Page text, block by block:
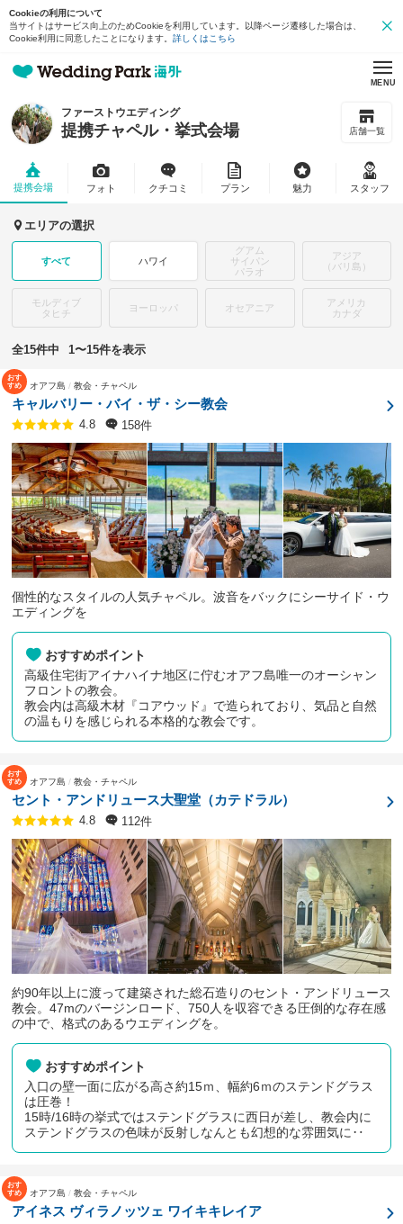
Cookieの利用について
当サイトはサービス向上のためCookieを利用しています。以降ページ遷移した場合は、
Cookie利用に同意したことになります。 詳しくはこちら
MENU
ファーストウエディング
提携チャペル・挙式会場 店舗一覧
提携会場 フォト クチコミ プラン 魅力 スタッフ
エリアの選択
すべて ハワイ
グアム
サイパン
パラオ
アジア
（バリ島）
モルディブ
タヒチ
ヨーロッパ オセアニア
アメリカ
カナダ
全15件中 1〜15件を表示
オアフ島 教会・チャペル
キャルバリー・バイ・ザ・シー教会
4.8 158件
個性的なスタイルの人気チャペル。波音をバックにシーサイド・ウ
エディングを
おすすめポイント
高級住宅街アイナハイナ地区に佇むオアフ島唯一のオーシャン
フロントの教会。
教会内は高級木材『コアウッド』で造られており、気品と自然
の温もりを感じられる本格的な教会です。
オアフ島 教会・チャペル
セント・アンドリュース大聖堂（カテドラル）
4.8 112件
約90年以上に渡って建築された総石造りのセント・アンドリュース
教会。47mのバージンロード、750人を収容できる圧倒的な存在感
の中で、格式のあるウエディングを。
おすすめポイント
入口の壁一面に広がる高さ約15ｍ、幅約6ｍのステンドグラス
は圧巻！
15時/16時の挙式ではステンドグラスに西日が差し、教会内に
ステンドグラスの色味が反射しなんとも幻想的な雰囲気に‥
オアフ島 教会・チャペル
アイネス ヴィラノッツェ ワイキキレイア